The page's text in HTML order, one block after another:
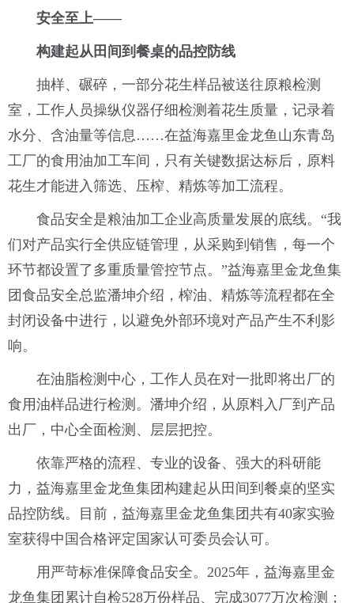
安全至上——
构建起从田间到餐桌的品控防线
抽样、碾碎，一部分花生样品被送往原粮检测
室，工作人员操纵仪器仔细检测着花生质量，记录着
水分、含油量等信息……在益海嘉里金龙鱼山东青岛
工厂的食用油加工车间，只有关键数据达标后，原料
花生才能进入筛选、压榨、精炼等加工流程。
食品安全是粮油加工企业高质量发展的底线。“我
们对产品实行全供应链管理，从采购到销售，每一个
环节都设置了多重质量管控节点。”益海嘉里金龙鱼集
团食品安全总监潘坤介绍，榨油、精炼等流程都在全
封闭设备中进行，以避免外部环境对产品产生不利影
响。
在油脂检测中心，工作人员在对一批即将出厂的
食用油样品进行检测。潘坤介绍，从原料入厂到产品
出厂，中心全面检测、层层把控。
依靠严格的流程、专业的设备、强大的科研能
力，益海嘉里金龙鱼集团构建起从田间到餐桌的坚实
品控防线。目前，益海嘉里金龙鱼集团共有40家实验
室获得中国合格评定国家认可委员会认可。
用严苛标准保障食品安全。2025年，益海嘉里金
龙鱼集团累计自检528万份样品、完成3077万次检测；